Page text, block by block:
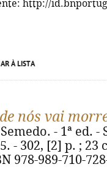
http://
À LISTA
nós vai
- 1ª ed. -
- 302, [2] p. ;
978-989-710-